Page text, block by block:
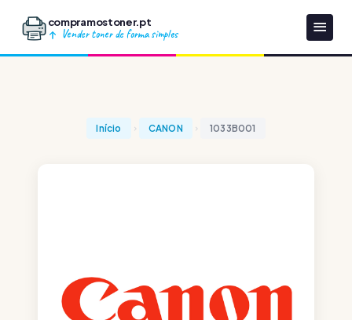
compramostoner.pt
Vender toner de forma simples
Início CANON 1033B001